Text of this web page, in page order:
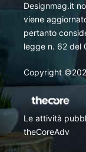
Designmag.it
viene
pertanto
legge n. 62 del
Copyright
Le attività
theCoreAdv